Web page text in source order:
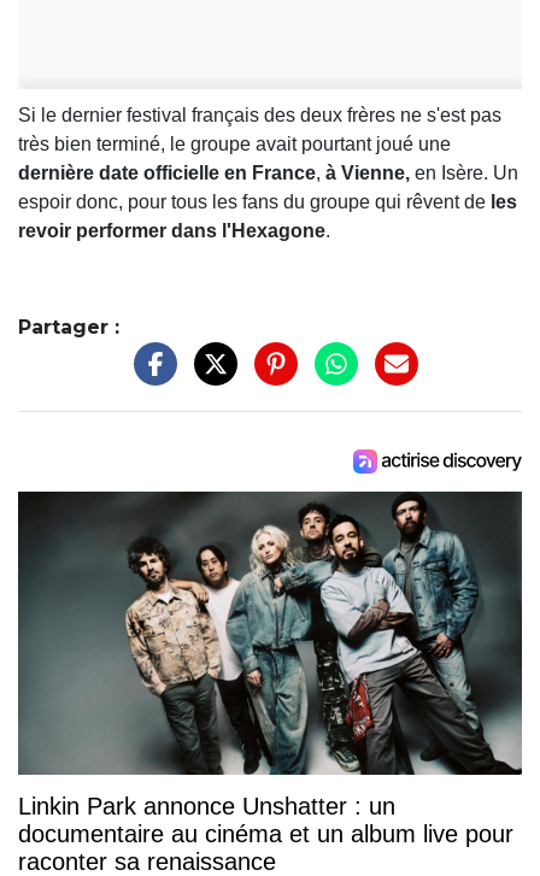
Si le dernier festival français des deux frères ne s'est pas
très bien terminé, le groupe avait pourtant joué une
dernière date officielle en France, à Vienne, en Isère. Un
espoir donc, pour tous les fans du groupe qui rêvent de les
revoir performer dans l'Hexagone.
Partager :
Linkin Park annonce Unshatter : un
documentaire au cinéma et un album live pour
raconter sa renaissance